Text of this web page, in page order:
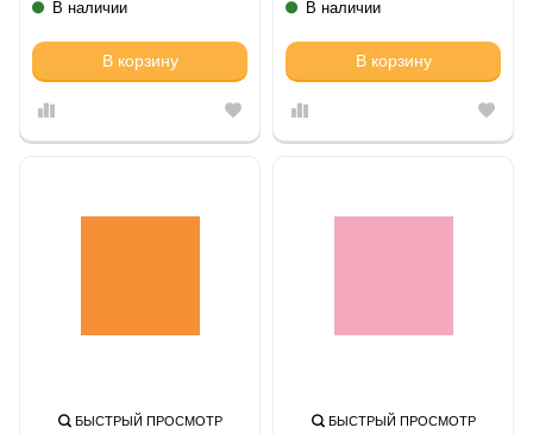
В наличии
В корзину
В наличии
В корзину
БЫСТРЫЙ ПРОСМОТР БЫСТРЫЙ ПРОСМОТР